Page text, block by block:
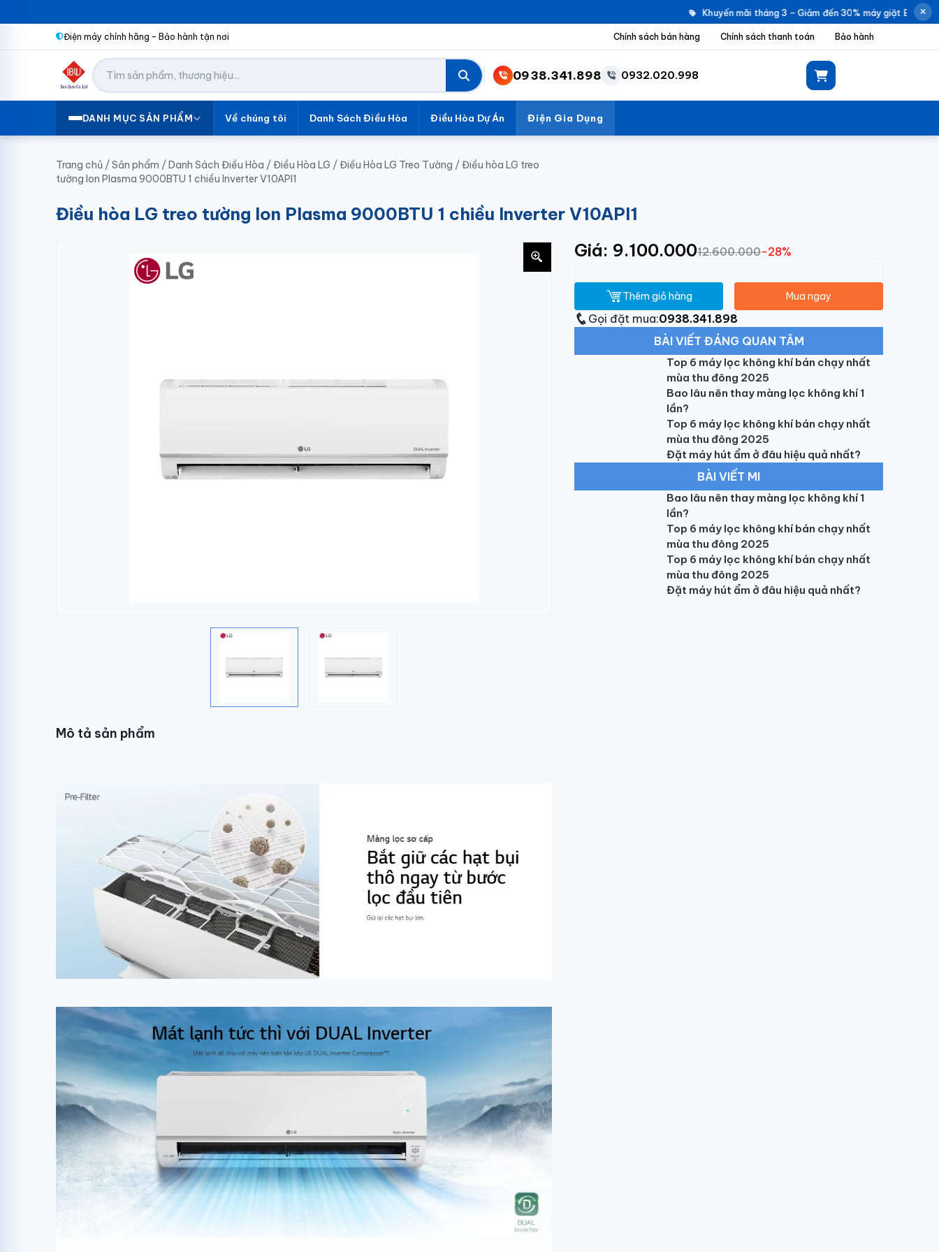
Khuyến mãi tháng 3 – Giảm đến 30% máy giặt
Điện máy chính hãng – Bảo hành tận nơi Chính sách bán hàng Chính sách thanh toán Bảo hành
0938.341.898 0932.020.998
DANH MỤC SẢN PHẨM Về chúng tôi Danh Sách Điều Hòa Điều Hòa Dự Án Điện Gia Dụng
Trang chủ /Sản phẩm /Danh Sách Điều Hòa /Điều Hòa LG /Điều Hòa LG Treo Tường /Điều hòa LG treo
tường Ion Plasma 9000BTU 1 chiều Inverter V10API1
Điều hòa LG treo tường Ion Plasma 9000BTU 1 chiều Inverter V10API1
Mô tả sản phẩm
Giá: 9.100.00012.600.000-28%
Thêm giỏ hàng Mua ngay
Gọi đặt mua:0938.341.898
BÀI VIẾT ĐÁNG QUAN TÂM
Top 6 máy lọc không khí bán chạy nhất
mùa thu đông 2025
Bao lâu nên thay màng lọc không khí 1
lần?
Top 6 máy lọc không khí bán chạy nhất
mùa thu đông 2025
Đặt máy hút ẩm ở đâu hiệu quả nhất?
BÀI VIẾT MI
Bao lâu nên thay màng lọc không khí 1
lần?
Top 6 máy lọc không khí bán chạy nhất
mùa thu đông 2025
Top 6 máy lọc không khí bán chạy nhất
mùa thu đông 2025
Đặt máy hút ẩm ở đâu hiệu quả nhất?